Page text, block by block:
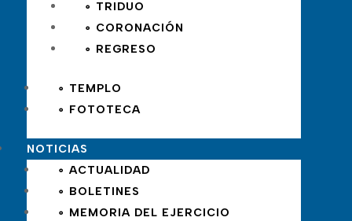
∘ TRIDUO
∘ CORONACIÓN
∘ REGRESO
∘ TEMPLO
∘ FOTOTECA
NOTICIAS
∘ ACTUALIDAD
∘ BOLETINES
∘ MEMORIA DEL EJERCICIO